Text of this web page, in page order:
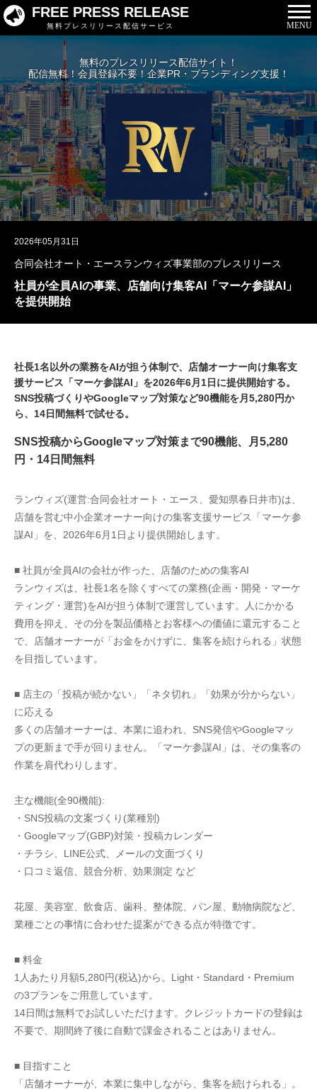
FREE PRESS RELEASE
無料プレスリリース配信サービス MENU
無料のプレスリリース配信サイト！
配信無料！会員登録不要！企業PR・ブランディング支援！
2026年05月31日
合同会社オート・エースランウィズ事業部のプレスリリース
社員が全員AIの事業、店舗向け集客AI「マーケ参謀AI」
を提供開始
社長1名以外の業務をAIが担う体制で、店舗オーナー向け集客支
援サービス「マーケ参謀AI」を2026年6月1日に提供開始する。
SNS投稿づくりやGoogleマップ対策など90機能を月5,280円か
ら、14日間無料で試せる。
SNS投稿からGoogleマップ対策まで90機能、月5,280
円・14日間無料
ランウィズ(運営:合同会社オート・エース、愛知県春日井市)は、
店舗を営む中小企業オーナー向けの集客支援サービス「マーケ参
謀AI」を、2026年6月1日より提供開始します。
■ 社員が全員AIの会社が作った、店舗のための集客AI
ランウィズは、社長1名を除くすべての業務(企画・開発・マーケ
ティング・運営)をAIが担う体制で運営しています。人にかかる
費用を抑え、その分を製品価格とお客様への価値に還元すること
で、店舗オーナーが「お金をかけずに、集客を続けられる」状態
を目指しています。
■ 店主の「投稿が続かない」「ネタ切れ」「効果が分からない」
に応える
多くの店舗オーナーは、本業に追われ、SNS発信やGoogleマッ
プの更新まで手が回りません。「マーケ参謀AI」は、その集客の
作業を肩代わりします。
主な機能(全90機能):
・SNS投稿の文案づくり(業種別)
・Googleマップ(GBP)対策・投稿カレンダー
・チラシ、LINE公式、メールの文面づくり
・口コミ返信、競合分析、効果測定 など
花屋、美容室、飲食店、歯科、整体院、パン屋、動物病院など、
業種ごとの事情に合わせた提案ができる点が特徴です。
■ 料金
1人あたり月額5,280円(税込)から。Light・Standard・Premium
の3プランをご用意しています。
14日間は無料でお試しいただけます。クレジットカードの登録は
不要で、期間終了後に自動で課金されることはありません。
■ 目指すこと
「店舗オーナーが、本業に集中しながら、集客を続けられる」。